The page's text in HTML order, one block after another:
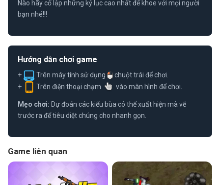
Nào hãy cố lập những kỷ lục cao nhất để khoe với mọi người
bạn nhé!!!
Hướng dẫn chơi game
+ Trên máy tính sử dụng
chuột trái để chơi.
+
Trên điện thoại chạm vào màn hình để chơi.
Mẹo chơi: Dự đoán các kiểu bùa có thể xuất hiện mà vẽ
trước ra để tiêu diệt chúng cho nhanh gọn.
Game liên quan